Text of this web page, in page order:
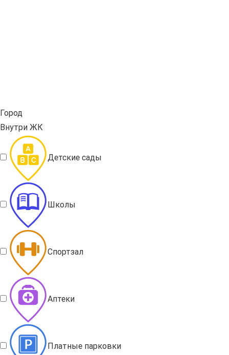
Город
Внутри ЖК
Детские сады
Школы
Спортзал
Аптеки
Платные парковки